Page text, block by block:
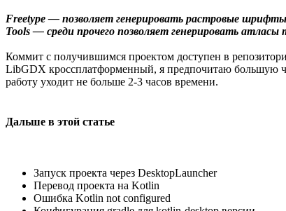
Freetype — позволяет генерировать растровые
Tools — среди прочего позволяет генерировать атласы
Коммит с получившимся проектом доступен в
LibGDX кроссплатформенный, я предпочитаю большую
работу уходит не больше 2-3 часов времени.
Дальше в этой статье
Запуск проекта через DesktopLauncher
Перевод проекта на Kotlin
Ошибка Kotlin not configured